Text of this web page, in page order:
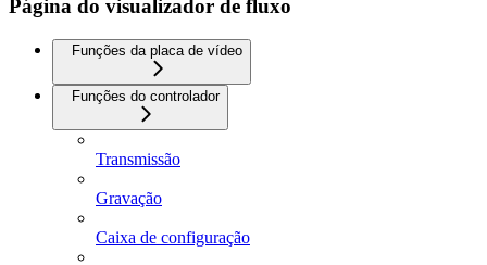
Página do visualizador de fluxo
Funções da placa de vídeo
Funções do controlador
Transmissão
Gravação
Caixa de configuração